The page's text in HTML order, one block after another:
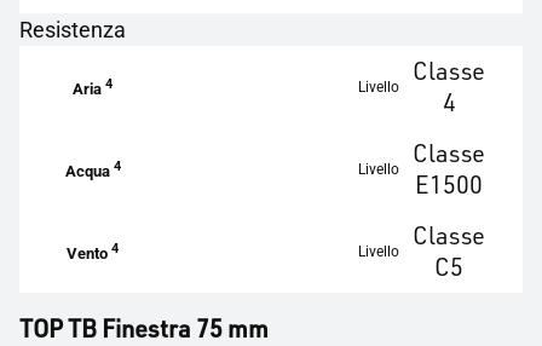
Resistenza
Aria4 Livello
Classe
4
Acqua 4 Livello
Classe
E1500
Vento4 Livello
Classe
C5
TOP TB Finestra 75 mm